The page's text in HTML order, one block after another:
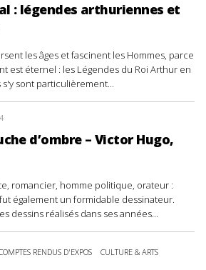
: légendes arthuriennes et
les âges et fascinent les Hommes, parce
est éternel : les Légendes du Roi Arthur en
sont particulièrement...
d’ombre – Victor Hugo,
romancier, homme politique, orateur :
également un formidable dessinateur.
dessins réalisés dans ses années...
RENDUS D'EXPOS CULTURE & ARTS